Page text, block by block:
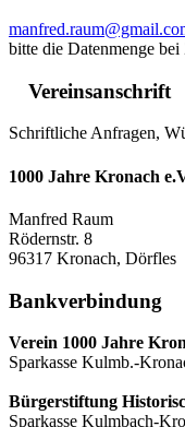
bitte die Datenmenge
Vereinsanschrift
Schriftliche Anfragen,
1000 Jahre Kronach
Manfred Raum
Rödernstr. 8
96317 Kronach, Dörfles
Bankverbindung
Verein 1000 Jahre
Sparkasse Kulmb.-
Bürgerstiftung
Sparkasse Kulmbach-